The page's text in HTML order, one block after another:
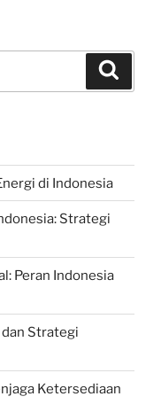
di Indonesia
Strategi
Peran Indonesia
Strategi
Ketersediaan